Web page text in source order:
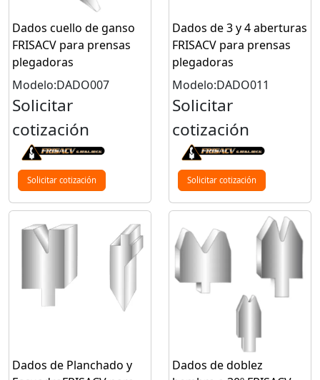
Dados cuello de ganso
FRISACV para prensas
plegadoras
Modelo:DADO007
Solicitar
cotización
Solicitar cotización
Dados de 3 y 4 aberturas
FRISACV para prensas
plegadoras
Modelo:DADO011
Solicitar
cotización
Solicitar cotización
Dados de Planchado y
Dados de doblez